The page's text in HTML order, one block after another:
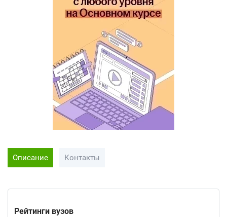
Описание Контакты
Рейтинги вузов